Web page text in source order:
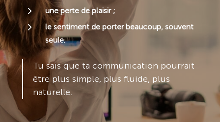
5 une perte de plaisir ;
5
le sentiment de porter beaucoup, souvent
seule.
Tu sais que ta communication pourrait
être plus simple, plus fluide, plus
naturelle.